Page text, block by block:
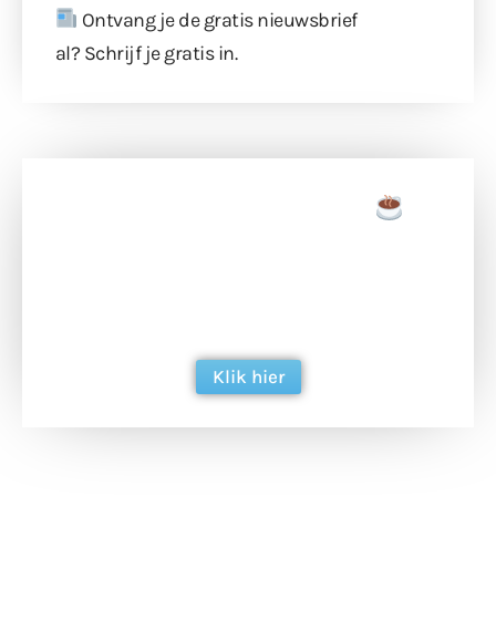
Ontvang je de gratis nieuwsbrief
al? Schrijf je gratis in.
Klik hier